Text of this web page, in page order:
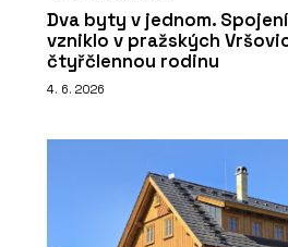
Dva byty v jednom.
vzniklo v pražských
čtyřčlennou rodinu
4. 6. 2026